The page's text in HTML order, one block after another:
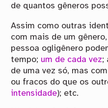
de quantos gêneros
Assim como outras
com mais de um
pessoa ogligênero
tempo; um de cada vez;
de uma vez só, mas
ou fracos do que os
intensidade); etc.